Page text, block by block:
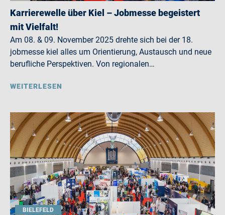
Karrierewelle über Kiel – Jobmesse begeistert
mit Vielfalt!
Am 08. & 09. November 2025 drehte sich bei der 18.
jobmesse kiel alles um Orientierung, Austausch und neue
berufliche Perspektiven. Von regionalen…
WEITERLESEN
BIELEFELD